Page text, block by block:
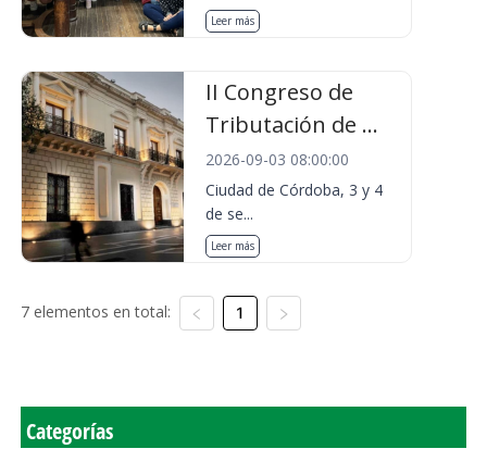
Leer más
II Congreso de
Tributación de ...
2026-09-03 08:00:00
Ciudad de Córdoba, 3 y 4
de se...
Leer más
7 elementos en total: 1
Categorías